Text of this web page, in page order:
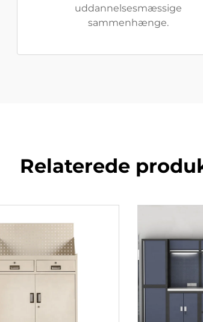
uddannelsesmæssige
sammenhænge.
Relaterede